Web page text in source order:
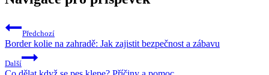
Předchozí
Border kolie na zahradě: Jak zajistit bezpečnost a zábavu
Další